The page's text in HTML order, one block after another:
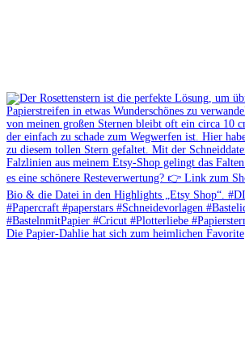
Die Papier-Dahlie hat sich zum heimlichen Favorite